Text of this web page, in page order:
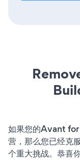
如果您的Avant
营，那么您已经克
个重大挑战。恭喜